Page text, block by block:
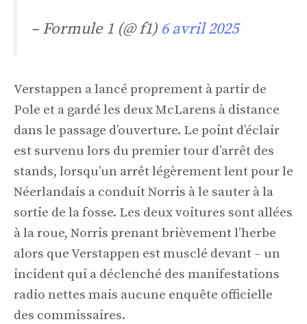
– Formule 1 (@ f1) 6 avril 2025
Verstappen a lancé proprement à partir de
Pole et a gardé les deux McLarens à distance
dans le passage d’ouverture. Le point d’éclair
est survenu lors du premier tour d’arrêt des
stands, lorsqu’un arrêt légèrement lent pour le
Néerlandais a conduit Norris à le sauter à la
sortie de la fosse. Les deux voitures sont allées
à la roue, Norris prenant brièvement l’herbe
alors que Verstappen est musclé devant – un
incident qui a déclenché des manifestations
radio nettes mais aucune enquête officielle
des commissaires.